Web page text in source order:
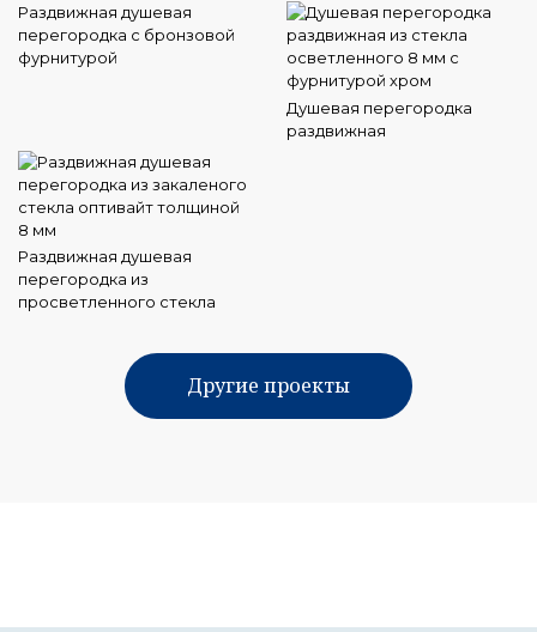
Раздвижная душевая
перегородка с бронзовой
фурнитурой
Душевая перегородка
раздвижная
Раздвижная душевая
перегородка из
просветленного стекла
Другие проекты